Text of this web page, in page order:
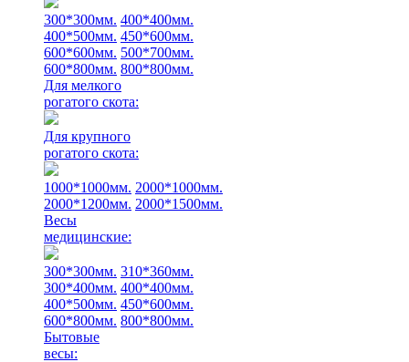
300*300мм. 400*400мм.
400*500мм. 450*600мм.
600*600мм. 500*700мм.
600*800мм. 800*800мм.
Для мелкого
рогатого скота:
Для крупного
рогатого скота:
1000*1000мм. 2000*1000мм.
2000*1200мм. 2000*1500мм.
Весы
медицинские:
300*300мм. 310*360мм.
300*400мм. 400*400мм.
400*500мм. 450*600мм.
600*800мм. 800*800мм.
Бытовые
весы: